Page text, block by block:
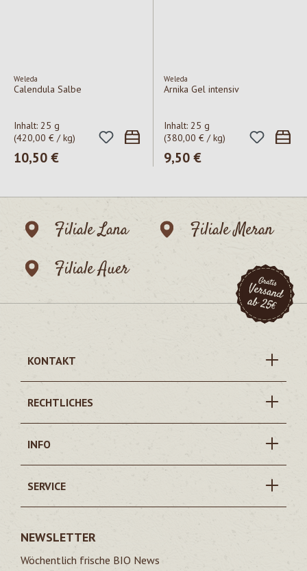
Weleda
Calendula Salbe
Inhalt: 25 g
(420,00 € / kg)
Regulärer Preis:
10,50 €
Weleda
Arnika Gel intensiv
Inhalt: 25 g
(380,00 € / kg)
Regulärer Preis:
9,50 €
Filiale Lana
Filiale Meran
Filiale Auer
KONTAKT
RECHTLICHES
INFO
SERVICE
NEWSLETTER
Wöchentlich frische BIO News